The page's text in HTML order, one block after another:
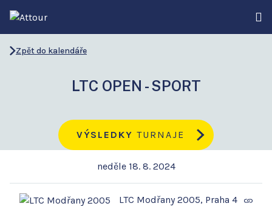
Zpět do kalendáře
LTC OPEN - SPORT
VÝSLEDKY TURNAJE
neděle 18. 8. 2024
LTC Modřany 2005, Praha 4